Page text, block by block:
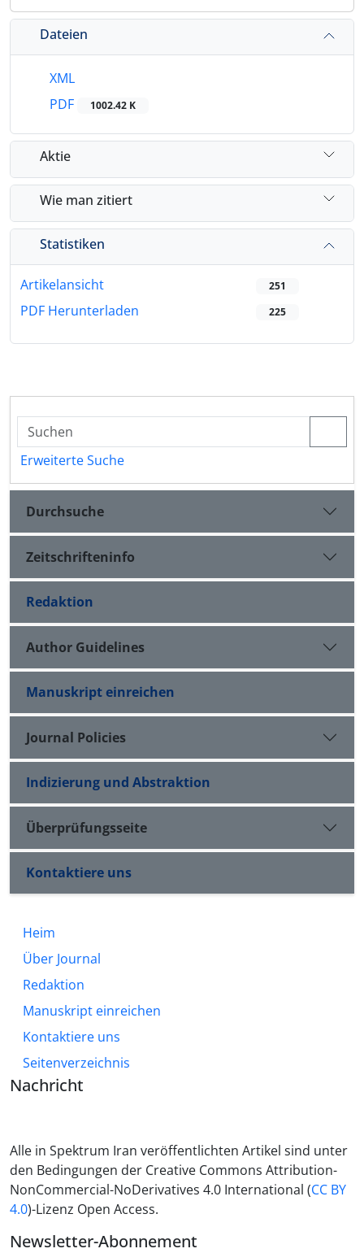
Dateien
XML
PDF
1002.42 K
Aktie
Wie man zitiert
Statistiken
Artikelansicht 251
PDF Herunterladen 225
Erweiterte Suche
Durchsuche
Zeitschrifteninfo
Redaktion
Author Guidelines
Manuskript einreichen
Journal Policies
Indizierung und Abstraktion
Überprüfungsseite
Kontaktiere uns
Heim
Über Journal
Redaktion
Manuskript einreichen
Kontaktiere uns
Seitenverzeichnis
Nachricht
Alle in Spektrum Iran veröffentlichten Artikel sind unter
den Bedingungen der Creative Commons Attribution-
NonCommercial-NoDerivatives 4.0 International (CC BY
4.0)-Lizenz Open Access.
Newsletter-Abonnement